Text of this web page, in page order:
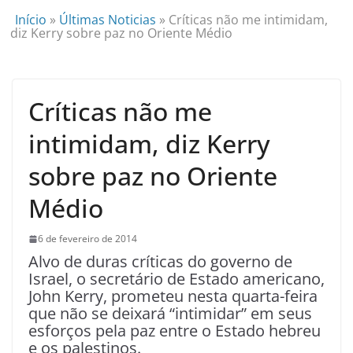
Início » Últimas Noticias » Críticas não me intimidam,
diz Kerry sobre paz no Oriente Médio
Críticas não me
intimidam, diz Kerry
sobre paz no Oriente
Médio
6 de fevereiro de 2014
Alvo de duras críticas do governo de
Israel, o secretário de Estado americano,
John Kerry, prometeu nesta quarta-feira
que não se deixará “intimidar” em seus
esforços pela paz entre o Estado hebreu
e os palestinos.